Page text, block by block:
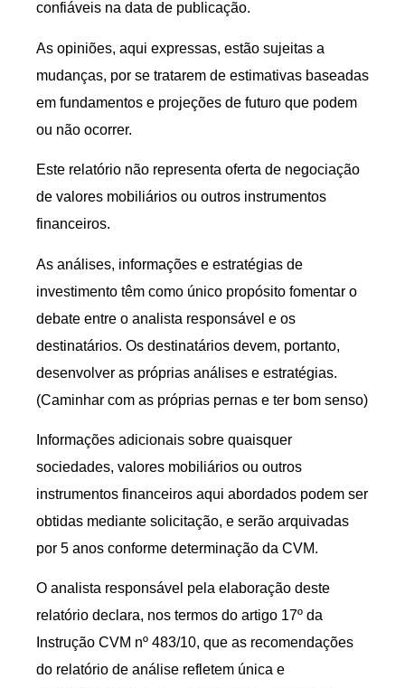
confiáveis na data de publicação.
As opiniões, aqui expressas, estão sujeitas a
mudanças, por se tratarem de estimativas baseadas
em fundamentos e projeções de futuro que podem
ou não ocorrer.
Este relatório não representa oferta de negociação
de valores mobiliários ou outros instrumentos
financeiros.
As análises, informações e estratégias de
investimento têm como único propósito fomentar o
debate entre o analista responsável e os
destinatários. Os destinatários devem, portanto,
desenvolver as próprias análises e estratégias.
(Caminhar com as próprias pernas e ter bom senso)
Informações adicionais sobre quaisquer
sociedades, valores mobiliários ou outros
instrumentos financeiros aqui abordados podem ser
obtidas mediante solicitação, e serão arquivadas
por 5 anos conforme determinação da CVM.
O analista responsável pela elaboração deste
relatório declara, nos termos do artigo 17º da
Instrução CVM nº 483/10, que as recomendações
do relatório de análise refletem única e